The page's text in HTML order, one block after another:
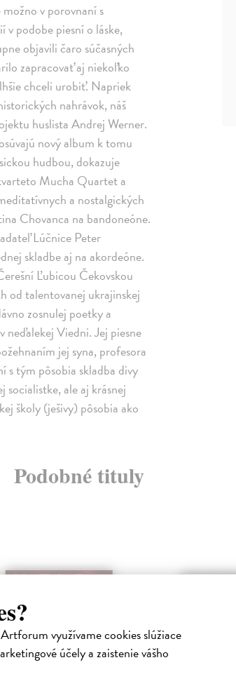
využívame cookies slúžiace
účely a zaistenie vášho
v porovnaní s
podobe piesní o láske,
objavili čaro súčasných
zapracovať aj niekoľko
chceli urobiť. Napriek
nahrávok, náš
huslista Andrej Werner.
nový album k tomu
hudbou, dokazuje
Mucha Quartet a
a nostalgických
Chovanca na bandoneóne.
Lúčnice Peter
skladbe aj na akordeóne.
Ľubicou Čekovskou
od talentovanej ukrajinskej
zosnulej poetky a
Viedni. Jej piesne
jej syna, profesora
tým pôsobia skladba divy
ale aj krásnej
školy (ješivy) pôsobia ako
Podobné tituly